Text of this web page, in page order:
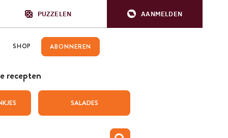
PUZZELEN AANMELDEN
SHOP ABONNEREN
recepten
SALADES